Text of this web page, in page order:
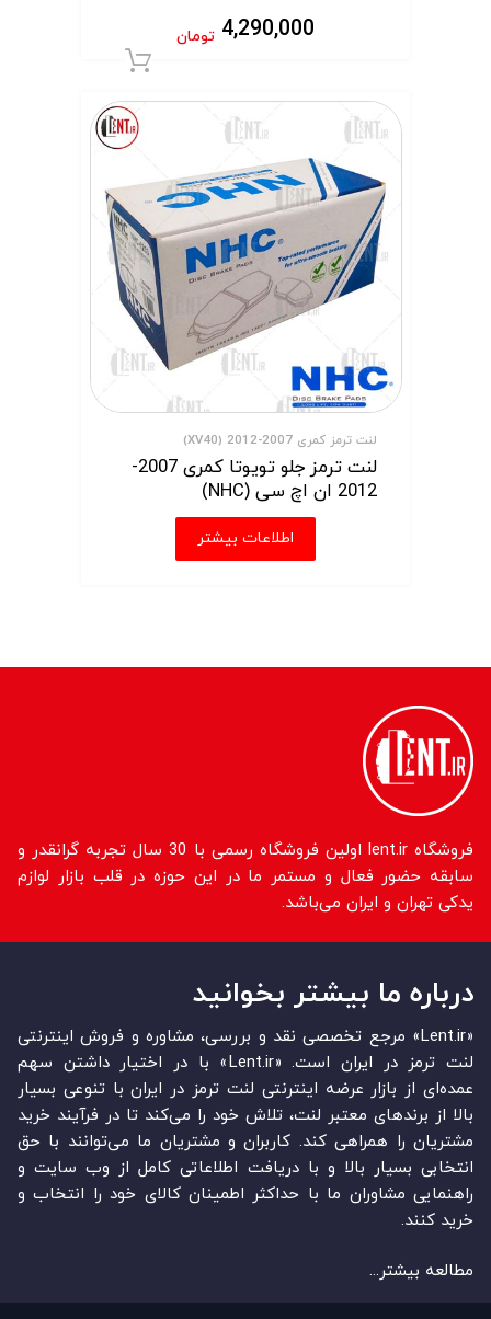
4,290,000 تومان
لنت ترمز کمری 2007-2012 (XV40)
لنت ترمز جلو تویوتا کمری 2007-
2012 ان اچ سی (NHC)
اطلاعات بیشتر
فروشگاه lent.ir اولین فروشگاه رسمی با 30 سال تجربه گرانقدر و
سابقه حضور فعال و مستمر ما در این حوزه در قلب بازار لوازم
یدکی تهران و ایران می‌باشد.
درباره ما بیشتر بخوانید
«Lent.ir» مرجع تخصصی نقد و بررسی، مشاوره و فروش اینترنتی
لنت ترمز در ایران است. «Lent.ir» با در اختیار داشتن سهم
عمده‏‌ای از بازار عرضه اینترنتی لنت ترمز در ایران با تنوعی بسیار
بالا از برندهای معتبر لنت، تلاش خود را می‌‏‏کند تا در فرآیند خرید
مشتریان را همراهی کند. کاربران و مشتریان ما می‏‏‌توانند با حق
انتخابی بسیار بالا و با دریافت اطلاعاتی کامل از وب سایت و
راهنمایی مشاوران ما با حداکثر اطمینان کالای خود را انتخاب و
خرید کنند.
مطالعه بیشتر...